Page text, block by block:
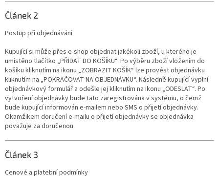
Článek 2
Postup při objednávání
Kupující si může přes e-shop objednat jakékoli zboží, u kterého je
umístěno tlačítko „PŘIDAT DO KOŠÍKU“. Po výběru zboží vložením do
košíku kliknutím na ikonu „ZOBRAZIT KOŠÍK“ lze provést objednávku
kliknutím na „POKRAČOVAT NA OBJEDNÁVKU“. Následně kupující vyplní
objednávkový formulář a odešle jej kliknutím na ikonu „ODESLAT“. Po
vytvoření objednávky bude tato zaregistrována v systému, o čemž
bude kupující informován e-mailem nebo SMS o přijetí objednávky.
Okamžikem doručení e-mailu o přijetí objednávky se objednávka
považuje za doručenou.
Článek 3
Cenové a platební podmínky